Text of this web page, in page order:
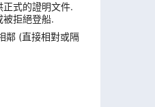
式的證明文件.
拒絕登船.
鄰 (直接相對或隔